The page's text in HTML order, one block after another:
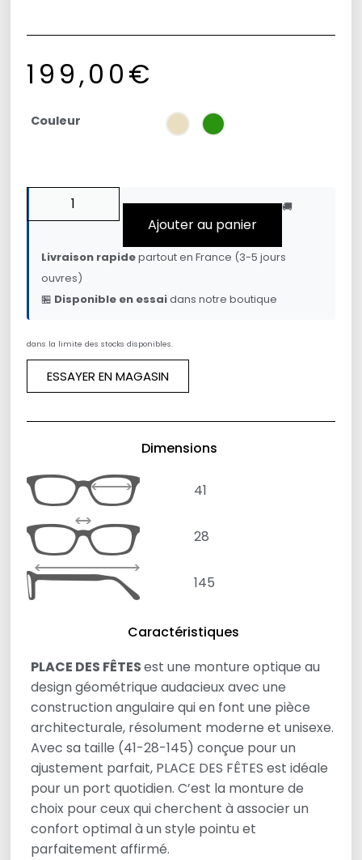
199,00€
Couleur
Ajouter au panier
🚚
Livraison rapidepartout en France (3-5 jours
ouvres)
🏪 Disponible en essaidans notre boutique
dans la limite des stocks disponibles.
ESSAYER EN MAGASIN
Dimensions
41
28
145
Caractéristiques
PLACE DES FÊTESest une monture optique au
design géométrique audacieux avec une
construction angulaire qui en font une pièce
architecturale, résolument moderne et unisexe.
Avec sa taille (41-28-145) conçue pour un
ajustement parfait, PLACE DES FÊTES est idéale
pour un port quotidien. C’est la monture de
choix pour ceux qui cherchent à associer un
confort optimal à un style pointu et
parfaitement affirmé.